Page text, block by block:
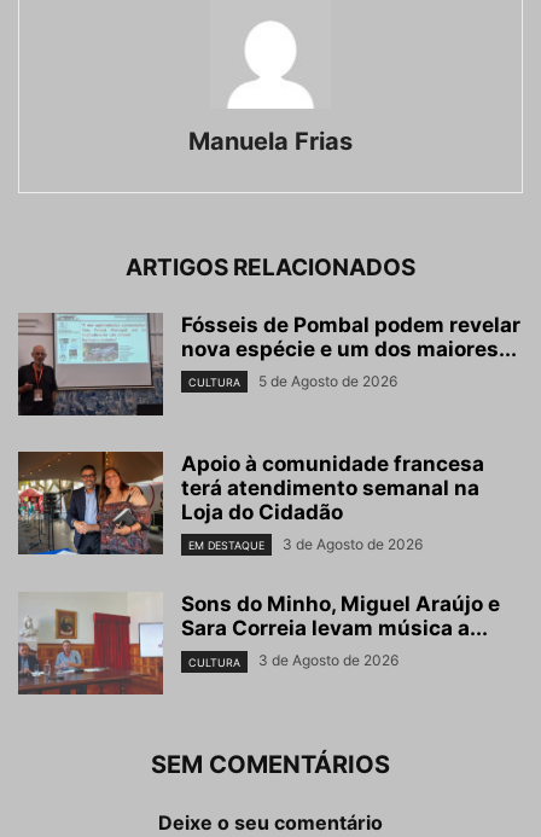
Manuela Frias
ARTIGOS RELACIONADOS
Fósseis de Pombal podem revelar
nova espécie e um dos maiores...
CULTURA 5 de Agosto de 2026
Apoio à comunidade francesa
terá atendimento semanal na
Loja do Cidadão
EM DESTAQUE 3 de Agosto de 2026
Sons do Minho, Miguel Araújo e
Sara Correia levam música a...
CULTURA 3 de Agosto de 2026
SEM COMENTÁRIOS
Deixe o seu comentário